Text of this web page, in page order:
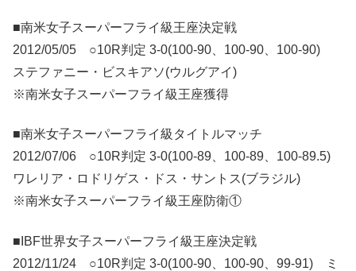
■南米女子スーパーフライ級王座決定戦
2012/05/05 ○10R判定 3-0(100-90、100-90、100-90)
ステファニー・ビスキアソ(ウルグアイ)
※南米女子スーパーフライ級王座獲得
■南米女子スーパーフライ級タイトルマッチ
2012/07/06 ○10R判定 3-0(100-89、100-89、100-89.5)
ワレリア・ロドリゲス・ドス・サントス(ブラジル)
※南米女子スーパーフライ級王座防衛①
■IBF世界女子スーパーフライ級王座決定戦
2012/11/24 ○10R判定 3-0(100-90、100-90、99-91) ミ